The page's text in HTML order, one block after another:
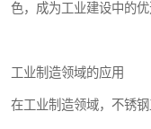
色，成为工业建设中的优
工业制造领域的应用
在工业制造领域，不锈